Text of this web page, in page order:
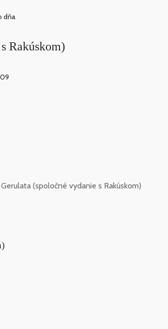
dňa
Rakúskom)
(spoločné vydanie s Rakúskom)